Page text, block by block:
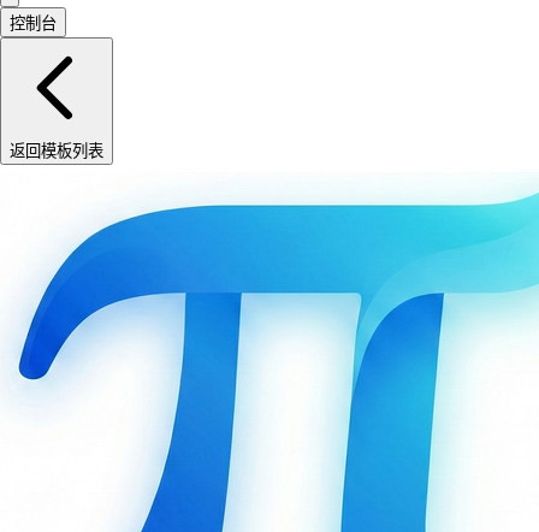
控制台
返回模板列表